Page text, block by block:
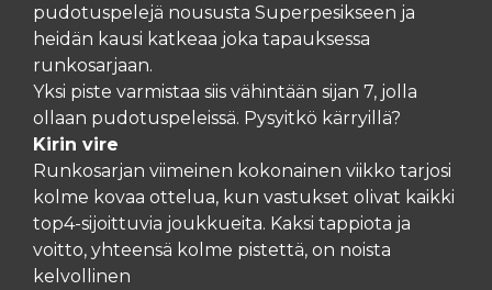
pudotuspelejä noususta Superpesikseen ja
heidän kausi katkeaa joka tapauksessa
runkosarjaan.
Yksi piste varmistaa siis vähintään sijan 7, jolla
ollaan pudotuspeleissä. Pysyitkö kärryillä?
Kirin vire
Runkosarjan viimeinen kokonainen viikko tarjosi
kolme kovaa ottelua, kun vastukset olivat kaikki
top4-sijoittuvia joukkueita. Kaksi tappiota ja
voitto, yhteensä kolme pistettä, on noista
kelvollinen